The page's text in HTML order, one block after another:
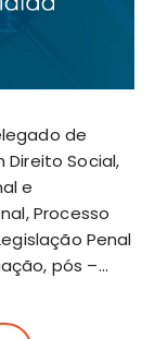
de
Social,
e
Processo
Penal
pós –…